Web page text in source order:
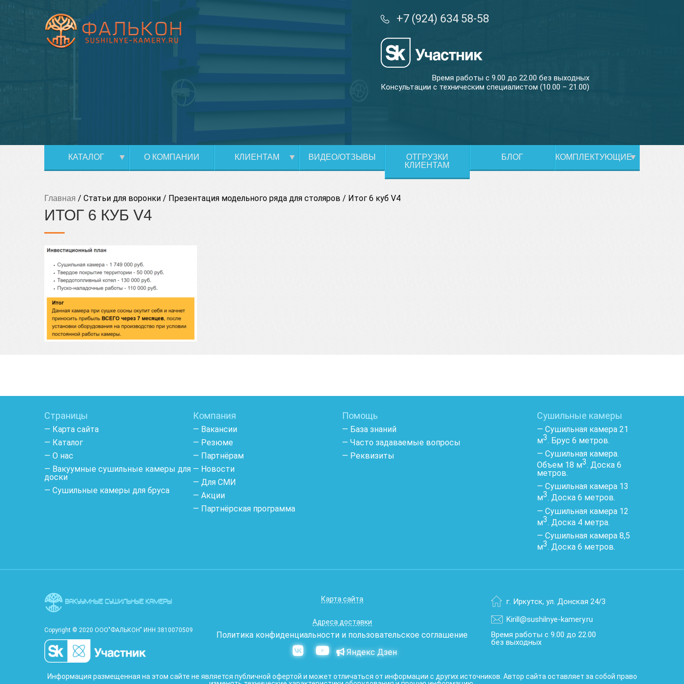
+7 (924) 634 58-58
Время работы с 9.00 до 22.00 без выходных
Консультации с техническим специалистом (10.00 – 21.00)
КАТАЛОГ О КОМПАНИИ КЛИЕНТАМ ВИДЕО/ОТЗЫВЫ
ОТГРУЗКИ
КЛИЕНТАМ
БЛОГ КОМПЛЕКТУЮЩИЕ
Главная / Статьи для воронки/ Презентация модельного ряда для столяров / Итог 6 куб V4
ИТОГ 6 КУБ V4
Страницы
— Карта сайта
— Каталог
— О нас
— Вакуумные сушильные камеры для
доски
— Сушильные камеры для бруса
Компания
— Вакансии
— Резюме
— Партнёрам
— Новости
— Для СМИ
— Акции
— Партнёрская программа
Помощь
— База знаний
— Часто задаваемые вопросы
— Реквизиты
Сушильные камеры
— Сушильная камера 21
м3. Брус 6 метров.
— Сушильная камера.
Объем 18 м3. Доска 6
метров.
— Сушильная камера 13
м3. Доска 6 метров.
— Сушильная камера 12
м3. Доска 4 метра.
— Сушильная камера 8,5
м3. Доска 6 метров.
Copyright © 2020 ООО"ФАЛЬКОН" ИНН 3810070509
Карта сайта
Адреса доставки
Политика конфиденциальности и пользовательское соглашение
Яндекс Дзен
г. Иркутск, ул. Донская 24/3
Kirill@sushilnye-kamery.ru
Время работы с 9.00 до 22.00
без выходных
Информация размещенная на этом сайте не является публичной офертой и может отличаться от информации с других источников. Автор сайта оставляет за собой право